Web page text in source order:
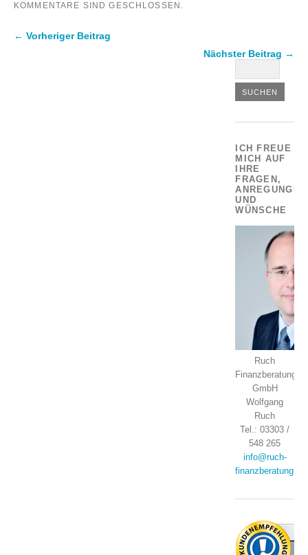
KOMMENTARE SIND GESCHLOSSEN.
← Vorheriger Beitrag
Nächster Beitrag →
ICH FREUE
MICH AUF
IHRE
FRAGEN,
ANREGUNGEN
UND
WÜNSCHE
Ruch
Finanzberatung
GmbH
Wolfgang
Ruch
Tel.: 03303 /
548 265
info@ruch-
finanzberatung.de